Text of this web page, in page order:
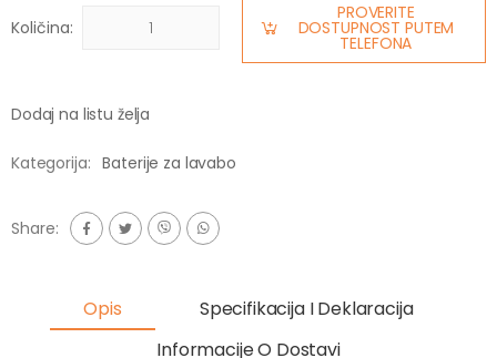
Količina:
PROVERITE
DOSTUPNOST PUTEM
TELEFONA
Dodaj na listu želja
Kategorija: Baterije za lavabo
Share:
Opis
Specifikacija I Deklaracija
Informacije O Dostavi